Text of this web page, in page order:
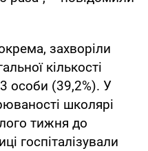
захворіли
кількості
особи (39,2%). У
школярі
тижня до
госпіталізували